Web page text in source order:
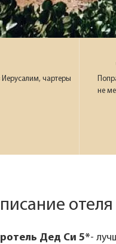
Иерусалим, чартеры
не
отеля
Дед Си 5*-